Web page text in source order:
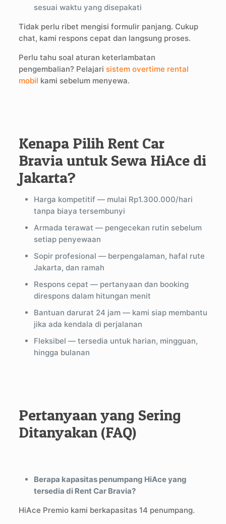
sesuai waktu yang disepakati
Tidak perlu ribet mengisi formulir panjang. Cukup
chat, kami respons cepat dan langsung proses.
Perlu tahu soal aturan keterlambatan
pengembalian? Pelajari sistem overtime rental
mobil kami sebelum menyewa.
Kenapa Pilih Rent Car
Bravia untuk Sewa HiAce di
Jakarta?
Harga kompetitif — mulai Rp1.300.000/hari
tanpa biaya tersembunyi
Armada terawat — pengecekan rutin sebelum
setiap penyewaan
Sopir profesional — berpengalaman, hafal rute
Jakarta, dan ramah
Respons cepat — pertanyaan dan booking
direspons dalam hitungan menit
Bantuan darurat 24 jam — kami siap membantu
jika ada kendala di perjalanan
Fleksibel — tersedia untuk harian, mingguan,
hingga bulanan
Pertanyaan yang Sering
Ditanyakan (FAQ)
Berapa kapasitas penumpang HiAce yang
tersedia di Rent Car Bravia?
HiAce Premio kami berkapasitas 14 penumpang.